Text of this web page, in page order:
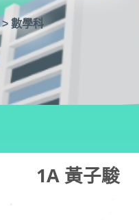
> 數學科
1A 黃子駿